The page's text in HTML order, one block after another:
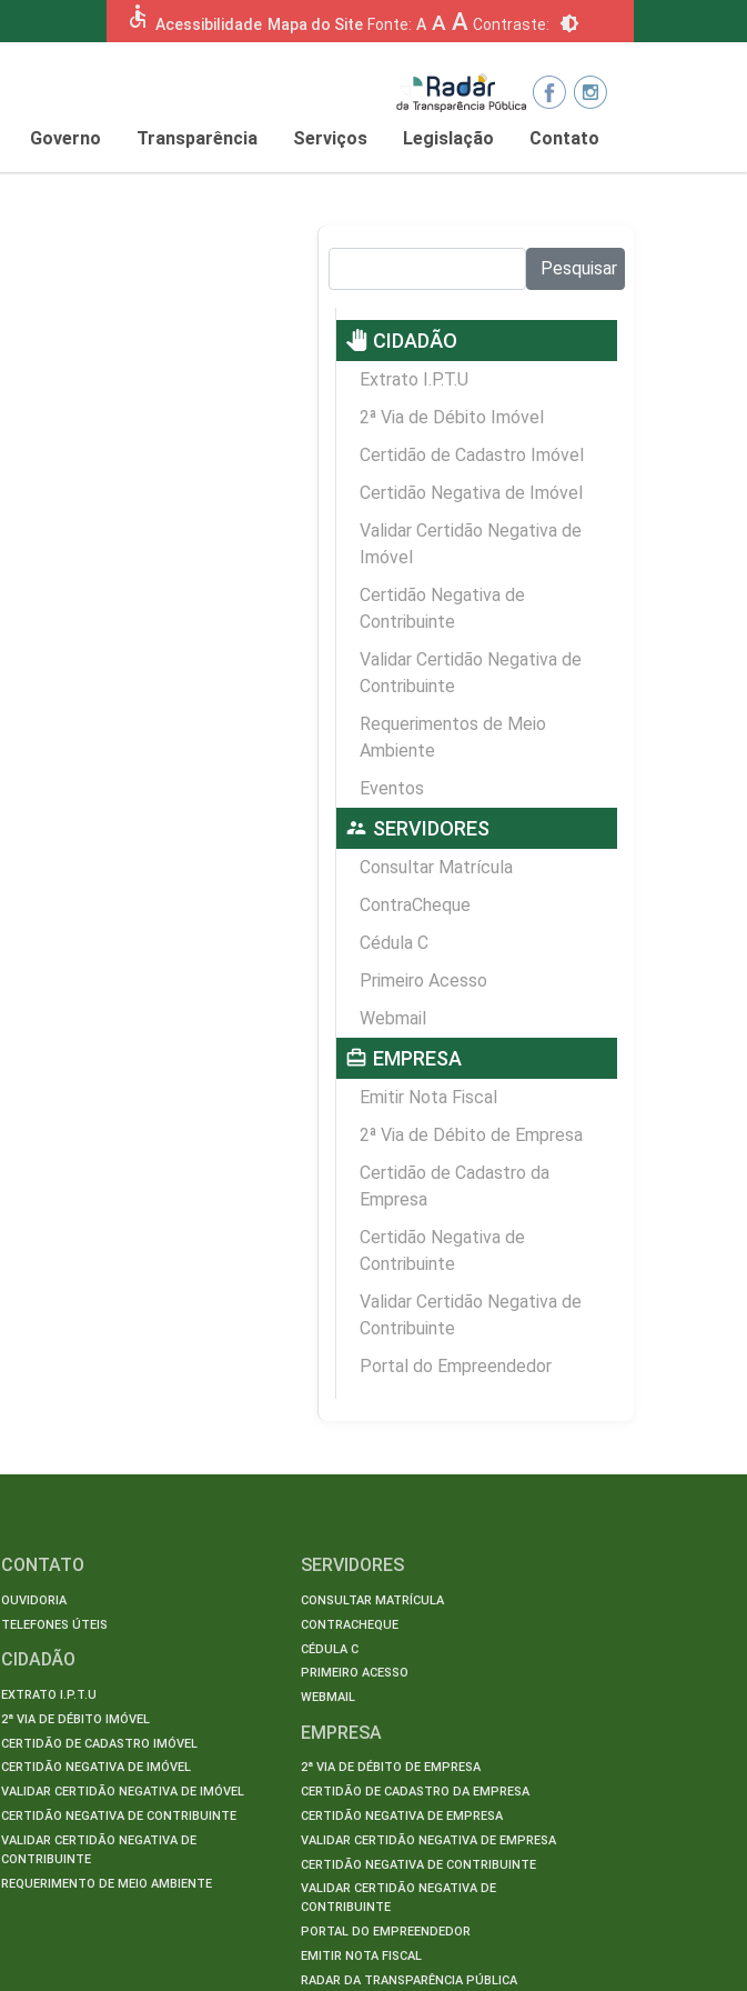
accessible Acessibilidade Mapa do Site Fonte: A A A Contraste: brightness_6
Governo Transparência Serviços Legislação Contato
Pesquisar
pan_tool CIDADÃO
Extrato I.P.T.U
2ª Via de Débito Imóvel
Certidão de Cadastro Imóvel
Certidão Negativa de Imóvel
Validar Certidão Negativa de
Imóvel
Certidão Negativa de
Contribuinte
Validar Certidão Negativa de
Contribuinte
Requerimentos de Meio
Ambiente
Eventos
supervisor_account SERVIDORES
Consultar Matrícula
ContraCheque
Cédula C
Primeiro Acesso
Webmail
card_travel EMPRESA
Emitir Nota Fiscal
2ª Via de Débito de Empresa
Certidão de Cadastro da
Empresa
Certidão Negativa de
Contribuinte
Validar Certidão Negativa de
Contribuinte
Portal do Empreendedor
CONTATO
OUVIDORIA
TELEFONES ÚTEIS
CIDADÃO
EXTRATO I.P.T.U
2ª VIA DE DÉBITO IMÓVEL
CERTIDÃO DE CADASTRO IMÓVEL
CERTIDÃO NEGATIVA DE IMÓVEL
VALIDAR CERTIDÃO NEGATIVA DE IMÓVEL
CERTIDÃO NEGATIVA DE CONTRIBUINTE
VALIDAR CERTIDÃO NEGATIVA DE
CONTRIBUINTE
REQUERIMENTO DE MEIO AMBIENTE
SERVIDORES
CONSULTAR MATRÍCULA
CONTRACHEQUE
CÉDULA C
PRIMEIRO ACESSO
WEBMAIL
EMPRESA
2ª VIA DE DÉBITO DE EMPRESA
CERTIDÃO DE CADASTRO DA EMPRESA
CERTIDÃO NEGATIVA DE EMPRESA
VALIDAR CERTIDÃO NEGATIVA DE EMPRESA
CERTIDÃO NEGATIVA DE CONTRIBUINTE
VALIDAR CERTIDÃO NEGATIVA DE
CONTRIBUINTE
PORTAL DO EMPREENDEDOR
EMITIR NOTA FISCAL
RADAR DA TRANSPARÊNCIA PÚBLICA